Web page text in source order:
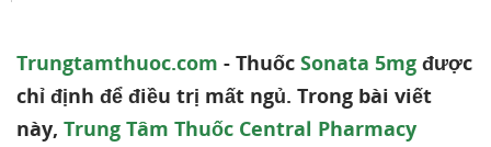
Trungtamthuoc.com - Thuốc Sonata 5mg được
chỉ định để điều trị mất ngủ. Trong bài viết
này, Trung Tâm Thuốc Central Pharmacy